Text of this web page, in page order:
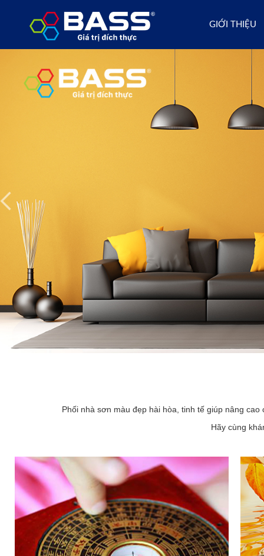
GIỚI THIỆU
Phối nhà sơn màu đẹp hài hòa, tinh tế giúp nâng
Hãy cùng